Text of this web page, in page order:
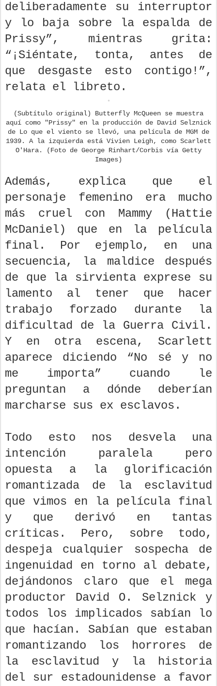
deliberadamente su interruptor
y lo baja sobre la espalda de
Prissy”, mientras grita:
“¡Siéntate, tonta, antes de
que desgaste esto contigo!”,
relata el libreto.
(Subtítulo original) Butterfly McQueen se muestra
aquí como "Prissy" en la producción de David Selznick
de Lo que el viento se llevó, una película de MGM de
1939. A la izquierda está Vivien Leigh, como Scarlett
O'Hara. (Foto de George Rinhart/Corbis vía Getty
Images)
Además, explica que el
personaje femenino era mucho
más cruel con Mammy (Hattie
McDaniel) que en la película
final. Por ejemplo, en una
secuencia, la maldice después
de que la sirvienta exprese su
lamento al tener que hacer
trabajo forzado durante la
dificultad de la Guerra Civil.
Y en otra escena, Scarlett
aparece diciendo “No sé y no
me importa” cuando le
preguntan a dónde deberían
marcharse sus ex esclavos.
Todo esto nos desvela una
intención paralela pero
opuesta a la glorificación
romantizada de la esclavitud
que vimos en la película final
y que derivó en tantas
críticas. Pero, sobre todo,
despeja cualquier sospecha de
ingenuidad en torno al debate,
dejándonos claro que el mega
productor David O. Selznick y
todos los implicados sabían lo
que hacían. Sabían que estaban
romantizando los horrores de
la esclavitud y la historia
del sur estadounidense a favor